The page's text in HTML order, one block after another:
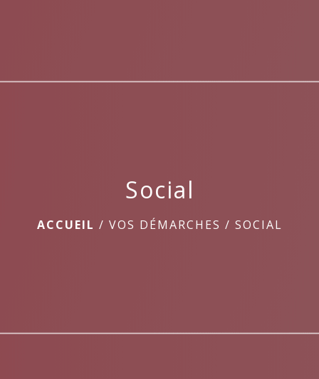
Social
ACCUEIL / VOS DÉMARCHES / SOCIAL